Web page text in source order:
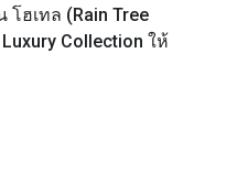
ร้างสรรค์อาหารอย่าง
ปรับเมนูให้เหมาะกับ
ว่าจะเป็น อาหารมังสวิรัติ
จเป็นเรื่องยาก แต่ที่ The
Fine de Claire
sea snails, blue
Fine De Claire
sea snails, blue
ฮเทล (Rain Tree
Collection ให้